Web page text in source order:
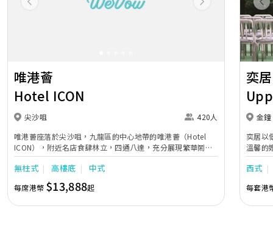
Previous Next
唯港薈
Hotel ICON
尖沙咀
420人
唯港薈座落於尖沙咀，九龍區的中心地帶的唯港薈（Hotel
ICON），附近名店食肆林立，四通八達，充分展現繁華鬧巿
中的活力個性，成為一眾準新人舉辦婚宴的熱門之選。專業團
隊由策劃統籌至所有婚宴每個細節，唯港薈都力臻完美，保證
讓您留下獨特的醉人回憶。 擁有時尚高樓頂的Silverbox宴會
廳，配置了全套先進的視聽影音及燈光設備配套，並採用極富
現代時尚感的水晶玻璃燈，演繹出與別不同的經典神韻。不論
無柱式 高樓底 中式
每席港幣 $13,888起
奕居
金鐘
奕居以
溫馨的
團隊會
西式
每套港